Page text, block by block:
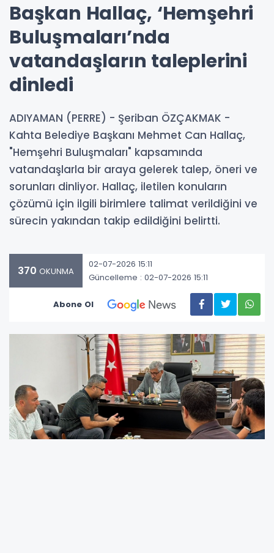
Başkan Hallaç, ‘Hemşehri
Buluşmaları’nda
vatandaşların taleplerini
dinledi
ADIYAMAN (PERRE) - Şeriban ÖZÇAKMAK -
Kahta Belediye Başkanı Mehmet Can Hallaç,
"Hemşehri Buluşmaları" kapsamında
vatandaşlarla bir araya gelerek talep, öneri ve
sorunları dinliyor. Hallaç, iletilen konuların
çözümü için ilgili birimlere talimat verildiğini ve
sürecin yakından takip edildiğini belirtti.
370 OKUNMA
02-07-2026 15:11
Güncelleme : 02-07-2026 15:11
Abone Ol